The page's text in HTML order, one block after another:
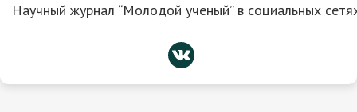
Научный журнал “Молодой ученый” в социальных